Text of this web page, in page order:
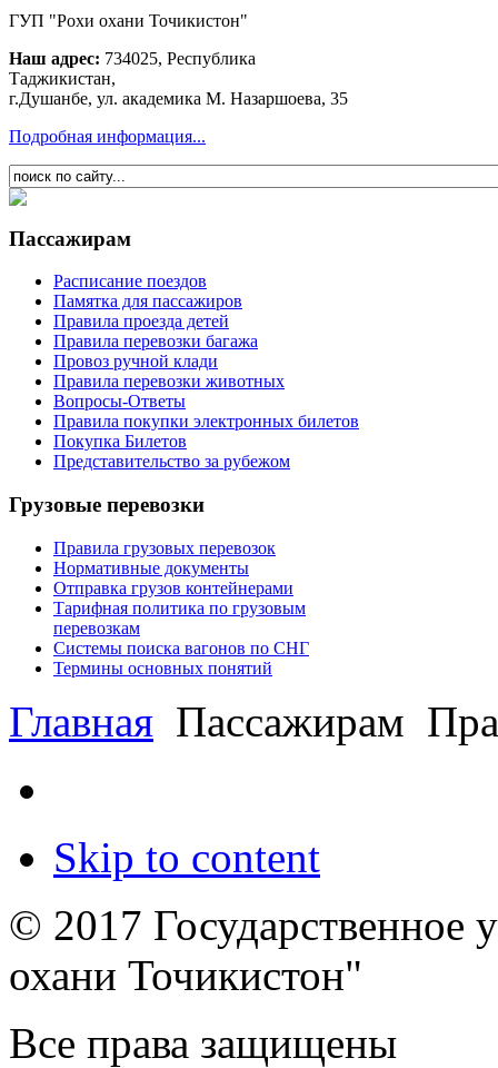
ГУП "Рохи охани Точикистон"
Наш адрес: 734025, Республика
Таджикистан,
г.Душанбе, ул. академика М. Назаршоева, 35
Подробная информация...
Пассажирам
Расписание поездов
Памятка для пассажиров
Правила проезда детей
Правила перевозки багажа
Провоз ручной клади
Правила перевозки животных
Вопросы-Ответы
Правила покупки электронных билетов
Покупка Билетов
Представительство за рубежом
Грузовые перевозки
Правила грузовых перевозок
Нормативные документы
Отправка грузов контейнерами
Тарифная политика по грузовым
перевозкам
Системы поиска вагонов по СНГ
Термины основных понятий
Главная Пассажирам
Skip to content
© 2017 Государственное
охани Точикистон"
Все права защищены